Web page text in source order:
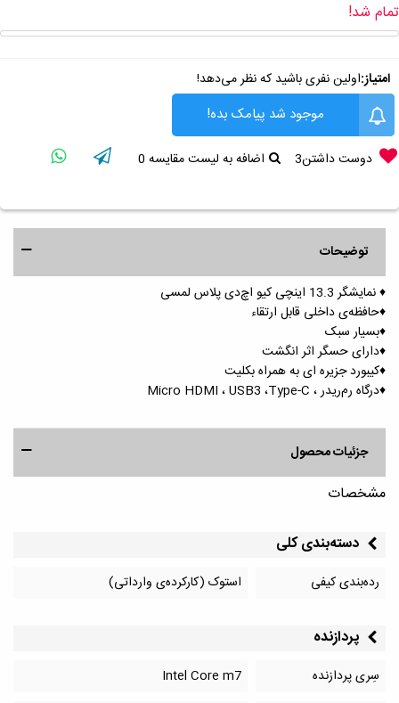
تمام شد!
امتیاز:اولین نفری باشید که نظر می‌دهد!
موجود شد پیامک بده!
دوست داشتن3 اضافه به لیست مقایسه 0
توضیحات
♦️ نمایشگر 13.3 اینچی کیو‌ اچ‌دی پلاس لمسی
♦️حافظه‌ی داخلی قابل ارتقاء
♦️بسیار سبک
♦️دارای حسگر اثر انگشت
♦️کیبورد جزیره ای به همراه بکلیت
♦️درگاه رم‌ریدر ، Micro HDMI ، USB3 ،Type-C
جزئیات محصول
مشخصات
دسته‌بندی کلی
رده‌بندی کیفی استوک (کارکرده‌ی وارداتی)
پردازنده
سِری پردازنده Intel Core m7